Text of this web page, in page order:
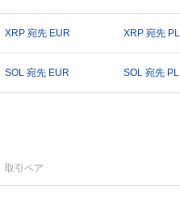
XRP 宛先 EUR XRP 宛先
SOL 宛先 EUR SOL 宛先
取引ペア